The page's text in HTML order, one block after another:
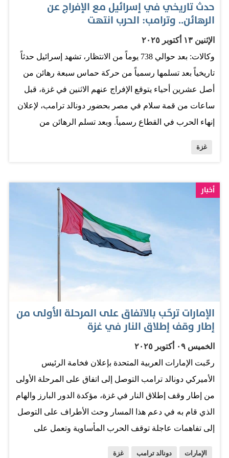
حدث تاريخي في إسرائيل مع الإفراج عن
الرهائن.. وترامب: الحرب انتهت
الإثنين ١٣ أكتوبر ٢٠٢٥
وكالات: بعد حوالي 738 يوماً من الانتظار، تشهد إسرائيل حدثاً
تاريخياً بعد تسلمها رسمياً من حركة حماس سبعة رهائن من
أصل عشرين أحياء يتوقع الإفراج عنهم الاثنين في غزة، قبل
ساعات من قمة سلام في مصر بحضور دونالد ترامب، لإعلان
إنهاء الحرب في القطاع رسمياً. وبعد تسلم الرهائن من
«إلى الوطن». وأعلن الجيش الإسرائيلي الإفراج عن الرهائن
السبعة، بعيد تأكيد كتائب «القسام» الافراج عن الرهائن
الأحياء، ونشره قائمة بأسمائهم. وبالتزامن مع إعلان
«حماس»، توجهت آليات الصليب الأحمر إلى نقطة متفق عليها
في شمال قطاع غزة لتسلم الرهائن. وتوجهت آليات أخرى
إلى نقطة أخرى من خان يونس في جنوب قطاع غزة. واحتلت
حشود منذ الليلة الماضية ساحة الرهائن في تل أبيب، حيث
نصبت شاشات ضخمة، ورفعت صور الرهائن لمتابعة عمليات
الافراج. وطغى التأثر على المجتمعين في الساحة، فيما أكد
منتدى عائلات الرهائن أن «النضال لم ينتهِ»، بعد الإفراج عن
السبعة. وفي المرحلة الأولى من خطة الرئيس الأمريكي
لوقف إطلاق النار في غزة تترافق عودة الرهائن إلى إسرائيل
مع إفراج الدولة العبرية عن 250 معتقلاً «أمنياً» فلسطينياً،
و1700 اعتقلتهم إسرائيل في غزة منذ بدء الحرب في…
غزة
أخبار
الإمارات ترحّب بالاتفاق على المرحلة الأولى من
إطار وقف إطلاق النار في غزة
الخميس ٠٩ أكتوبر ٢٠٢٥
رحّبت الإمارات العربية المتحدة بإعلان فخامة الرئيس
الأميركي دونالد ترامب التوصل إلى اتفاق على المرحلة الأولى
من إطار وقف إطلاق النار في غزة، مؤكدة الدور البارز والهام
الذي قام به في دعم هذا المسار وحث الأطراف على التوصل
إلى تفاهمات عاجلة توقف الحرب المأساوية وتعمل على
الإمارات دونالد ترامب غزة